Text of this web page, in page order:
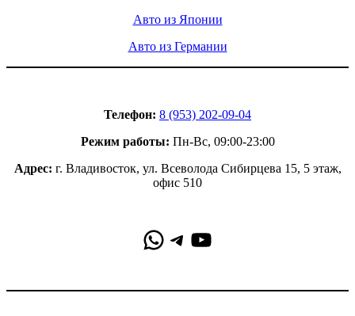
Авто из Японии
Авто из Германии
Телефон: 8 (953) 202-09-04
Режим работы: Пн-Вс, 09:00-23:00
Адрес: г. Владивосток, ул. Всеволода Сибирцева 15, 5 этаж,
офис 510
WhatsApp
Telegram
YouTube